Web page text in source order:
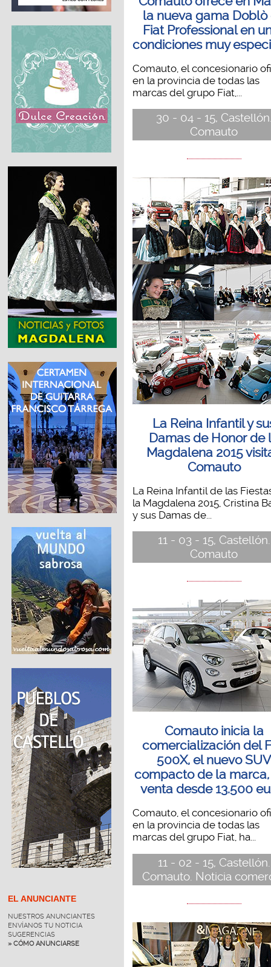
EL ANUNCIANTE
NUESTROS ANUNCIANTES
ENVÍANOS TU NOTICIA
SUGERENCIAS
» CÓMO ANUNCIARSE
la nueva gama Doblò
Fiat Professional en
condiciones muy
Comauto, el concesionario
en la provincia de todas las
marcas del grupo Fiat,...
30 - 04 - 15,
Comauto
La Reina Infantil y
Damas de Honor de
Magdalena 2015
Comauto
La Reina Infantil de las
la Magdalena 2015, Cristina
y sus Damas de...
11 - 03 - 15, Castellón.
Comauto
Comauto inicia la
comercialización del
500X, el nuevo SUV
compacto de la
venta desde 13.500
Comauto, el concesionario
en la provincia de todas las
marcas del grupo Fiat, ha...
11 - 02 - 15, Castellón.
Comauto. Noticia